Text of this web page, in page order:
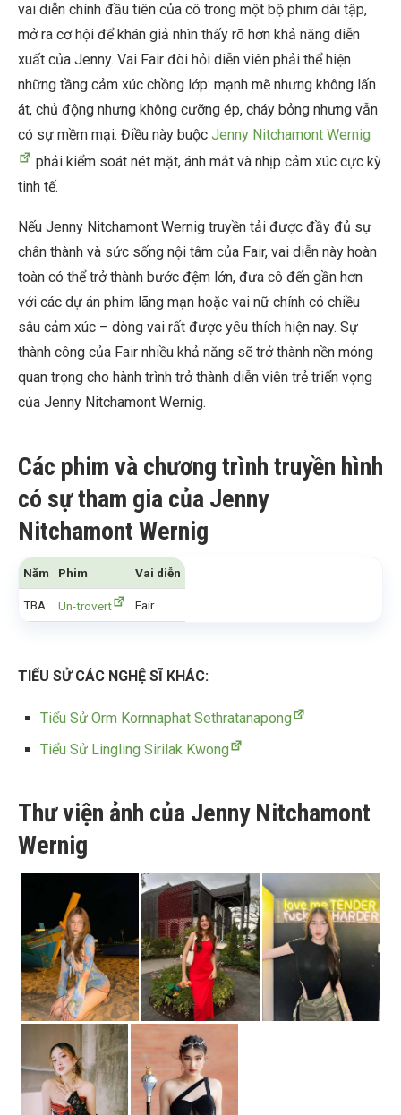
vai diễn chính đầu tiên của cô trong một bộ phim dài tập,
mở ra cơ hội để khán giả nhìn thấy rõ hơn khả năng diễn
xuất của Jenny. Vai Fair đòi hỏi diễn viên phải thể hiện
những tầng cảm xúc chồng lớp: mạnh mẽ nhưng không lấn
át, chủ động nhưng không cưỡng ép, cháy bỏng nhưng vẫn
có sự mềm mại. Điều này buộc Jenny Nitchamont Wernig
phải kiểm soát nét mặt, ánh mắt và nhịp cảm xúc cực kỳ
tinh tế.
Nếu Jenny Nitchamont Wernig truyền tải được đầy đủ sự
chân thành và sức sống nội tâm của Fair, vai diễn này hoàn
toàn có thể trở thành bước đệm lớn, đưa cô đến gần hơn
với các dự án phim lãng mạn hoặc vai nữ chính có chiều
sâu cảm xúc – dòng vai rất được yêu thích hiện nay. Sự
thành công của Fair nhiều khả năng sẽ trở thành nền móng
quan trọng cho hành trình trở thành diễn viên trẻ triển vọng
của Jenny Nitchamont Wernig.
Các phim và chương trình truyền hình
có sự tham gia của Jenny
Nitchamont Wernig
Năm Phim Vai diễn
TBA Un-trovert Fair
TIỂU SỬ CÁC NGHỆ SĨ KHÁC:
Tiểu Sử Orm Kornnaphat Sethratanapong
Tiểu Sử Lingling Sirilak Kwong
Thư viện ảnh của Jenny Nitchamont
Wernig